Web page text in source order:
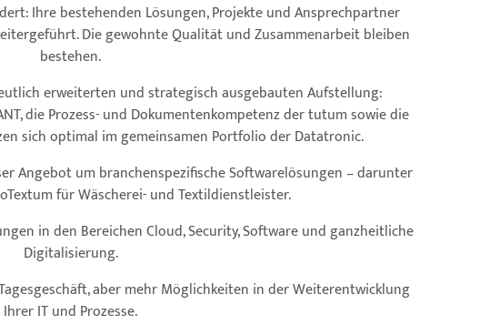
Ihre bestehenden Lösungen, Projekte und Ansprechpartner
Die gewohnte Qualität und Zusammenarbeit bleiben
bestehen.
erweiterten und strategisch ausgebauten Aufstellung:
die Prozess- und Dokumentenkompetenz der tutum sowie die
sich optimal im gemeinsamen Portfolio der Datatronic.
Angebot um branchenspezifische Softwarelösungen – darunter
für Wäscherei- und Textildienstleister.
in den Bereichen Cloud, Security, Software und ganzheitliche
Digitalisierung.
aber mehr Möglichkeiten in der Weiterentwicklung
Ihrer IT und Prozesse.